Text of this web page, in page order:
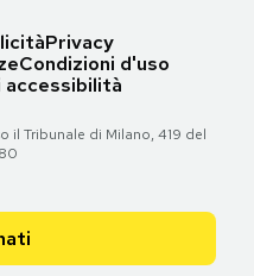
Privacy
Condizioni d'uso
accessibilità
il Tribunale di Milano, 419 del